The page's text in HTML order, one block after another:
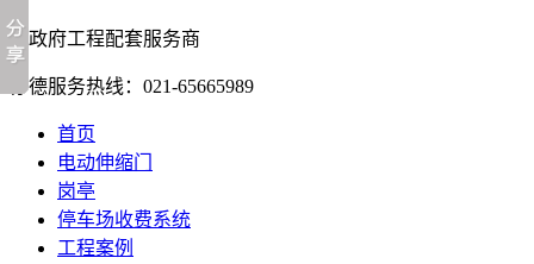
亦德服务热线： 021-65665989
首页
电动伸缩门
岗亭
停车场收费系统
工程案例